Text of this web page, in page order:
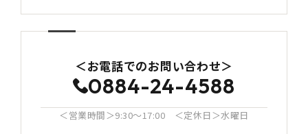
＜お電話でのお問い合わせ＞
0884-24-4588
＜営業時間＞9:30〜17:00 ＜定休日＞水曜日